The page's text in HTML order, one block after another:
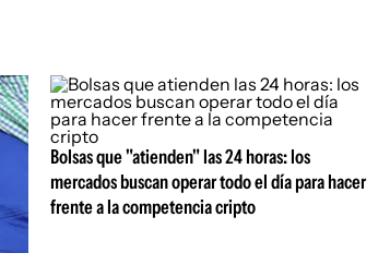
Bolsas que "atienden" las 24 horas: los
mercados buscan operar todo el día para hacer
frente a la competencia cripto